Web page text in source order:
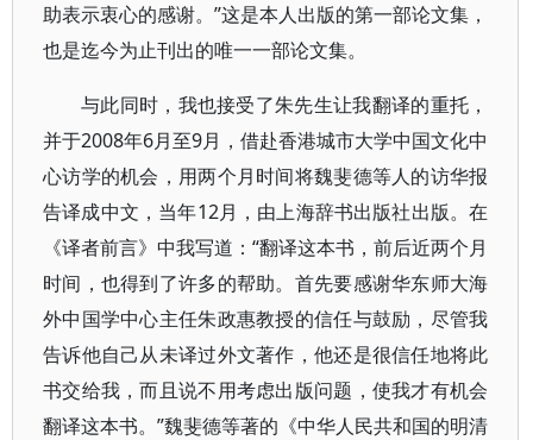
助表示衷心的感谢。”这是本人出版的第一部论文集，
也是迄今为止刊出的唯一一部论文集。
与此同时，我也接受了朱先生让我翻译的重托，
并于2008年6月至9月，借赴香港城市大学中国文化中
心访学的机会，用两个月时间将魏斐德等人的访华报
告译成中文，当年12月，由上海辞书出版社出版。在
《译者前言》中我写道：“翻译这本书，前后近两个月
时间，也得到了许多的帮助。首先要感谢华东师大海
外中国学中心主任朱政惠教授的信任与鼓励，尽管我
告诉他自己从未译过外文著作，他还是很信任地将此
书交给我，而且说不用考虑出版问题，使我才有机会
翻译这本书。”魏斐德等著的《中华人民共和国的明清